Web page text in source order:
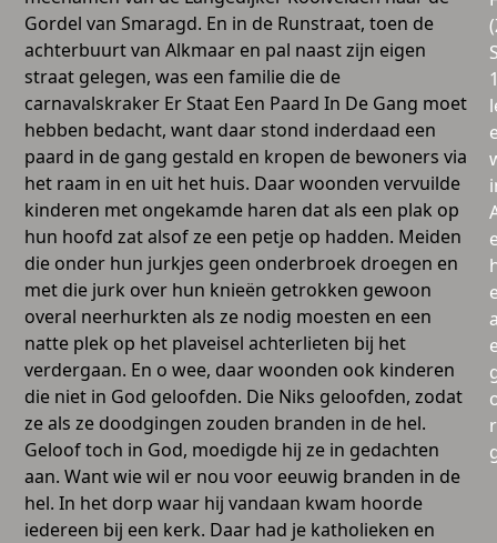
Gordel van Smaragd. En in de Runstraat, toen de
achterbuurt van Alkmaar en pal naast zijn eigen
straat gelegen, was een familie die de
carnavalskraker Er Staat Een Paard In De Gang moet
hebben bedacht, want daar stond inderdaad een
paard in de gang gestald en kropen de bewoners via
het raam in en uit het huis. Daar woonden vervuilde
kinderen met ongekamde haren dat als een plak op
hun hoofd zat alsof ze een petje op hadden. Meiden
die onder hun jurkjes geen onderbroek droegen en
met die jurk over hun knieën getrokken gewoon
overal neerhurkten als ze nodig moesten en een
natte plek op het plaveisel achterlieten bij het
verdergaan. En o wee, daar woonden ook kinderen
die niet in God geloofden. Die Niks geloofden, zodat
ze als ze doodgingen zouden branden in de hel.
Geloof toch in God, moedigde hij ze in gedachten
aan. Want wie wil er nou voor eeuwig branden in de
hel. In het dorp waar hij vandaan kwam hoorde
iedereen bij een kerk. Daar had je katholieken en